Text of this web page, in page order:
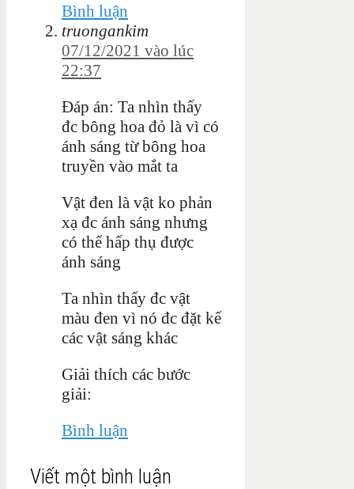
Bình luận
truongankim
07/12/2021 vào lúc
22:37
Đáp án: Ta nhìn thấy
đc bông hoa đỏ là vì có
ánh sáng từ bông hoa
truyền vào mắt ta
Vật đen là vật ko phản
xạ đc ánh sáng nhưng
có thể hấp thụ được
ánh sáng
Ta nhìn thấy đc vật
màu đen vì nó đc đặt kế
các vật sáng khác
Giải thích các bước
giải:
Bình luận
Viết một bình luận